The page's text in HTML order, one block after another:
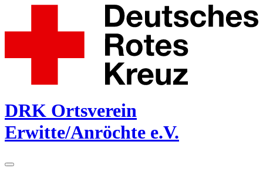
DRK Ortsverein
Erwitte/Anröchte e.V.